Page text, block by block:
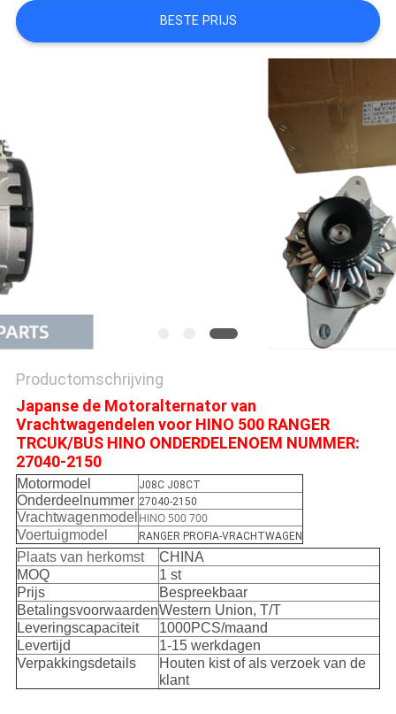
POLICY
BESTE PRIJS
Productomschrijving
Japanse de Motoralternator van
Vrachtwagendelen voor HINO 500 RANGER
TRCUK/BUS HINO ONDERDELENOEM NUMMER:
27040-2150
Motormodel J08C J08CT
Onderdeelnummer 27040-2150
Vrachtwagenmodel HINO 500 700
Voertuigmodel
RANGER PROFIA-VRACHTWAGEN
Plaats van herkomst
CHINA
MOQ
1 st
Prijs
Bespreekbaar
BetalingsvoorwaardenWestern Union, T/T
Leveringscapaciteit
1000PCS/maand
Levertijd
1-15 werkdagen
Verpakkingsdetails
Houten kist of als verzoek van de
klant